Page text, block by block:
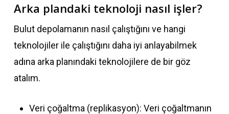
Arka plandaki teknoloji nasıl işler?
Bulut depolamanın nasıl çalıştığını ve hangi
teknolojiler ile çalıştığını daha iyi anlayabilmek
adına arka planındaki teknolojilere de bir göz
atalım.
Veri çoğaltma (replikasyon): Veri çoğaltmanın